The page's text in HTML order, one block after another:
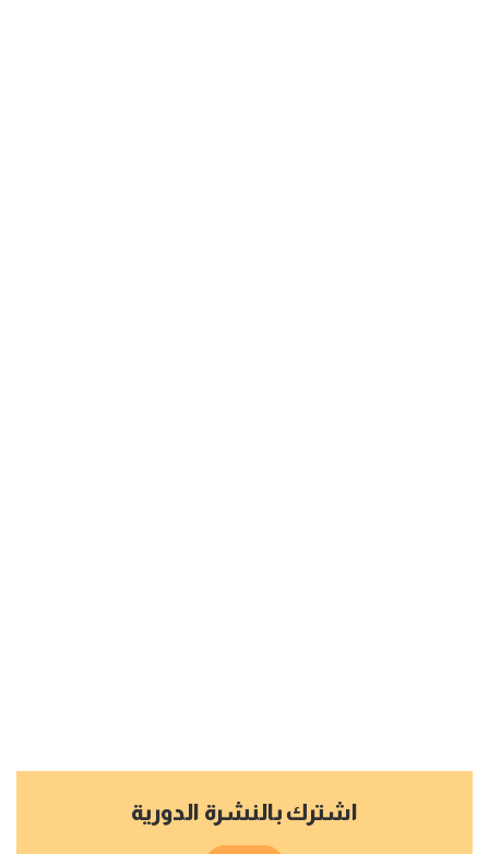
اشترك بالنشرة الدورية